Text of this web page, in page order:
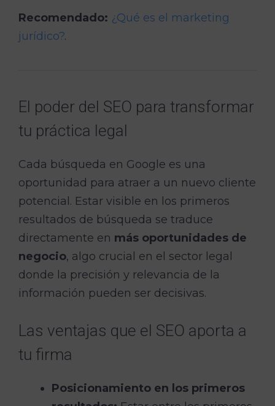
Recomendado: ¿Qué es el marketing
jurídico?.
El poder del SEO para transformar
tu práctica legal
Cada búsqueda en Google es una
oportunidad para atraer a un nuevo cliente
potencial. Estar visible en los primeros
resultados de búsqueda se traduce
directamente en más oportunidades de
negocio, algo crucial en el sector legal
donde la precisión y relevancia de la
información pueden ser decisivas.
Las ventajas que el SEO aporta a
tu firma
Posicionamiento en los primeros